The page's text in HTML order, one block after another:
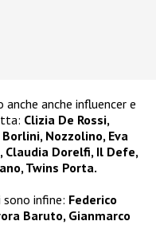
anche anche influencer e
Clizia De Rossi,
Nozzolino, Eva
Claudia Dorelfi, Il Defe,
Twins Porta.
infine: Federico
Baruto, Gianmarco